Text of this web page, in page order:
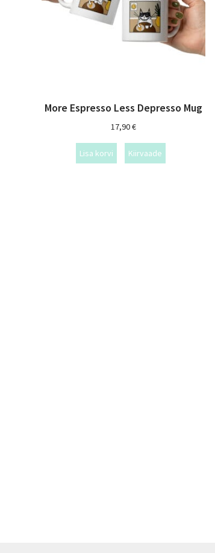
More Espresso Less Depresso Mug
17,90€
Lisa korvi Kiirvaade